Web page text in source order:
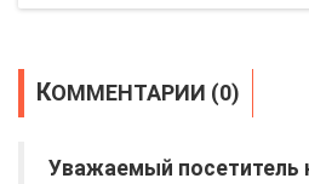
КОММЕНТАРИИ (0)
Уважаемый посетитель